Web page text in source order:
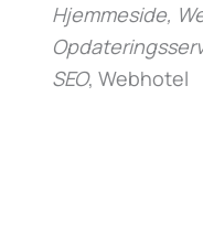
Hjemmeside,
SEO, Webhotel